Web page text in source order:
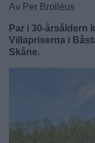
Av Per Brolléus
Par i 30-årsåldern
Villapriserna i
Skåne.